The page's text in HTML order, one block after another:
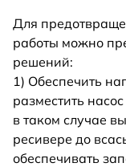
Для
работы можно
решений:
1) Обеспечить
разместить
в таком случае
ресивере до
обеспечивать